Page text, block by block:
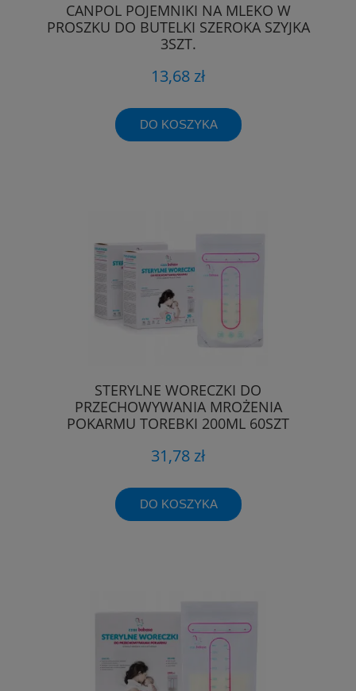
CANPOL POJEMNIKI NA MLEKO W
PROSZKU DO BUTELKI SZEROKA SZYJKA
3SZT.
13,68 zł
DO KOSZYKA
STERYLNE WORECZKI DO
PRZECHOWYWANIA MROŻENIA
POKARMU TOREBKI 200ML 60SZT
31,78 zł
DO KOSZYKA